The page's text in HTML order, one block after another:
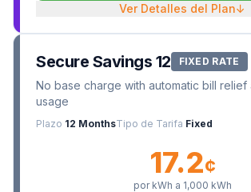
Ver Detalles del Plan↓
Secure Savings 12 FIXED RATE
No base charge with automatic bill relief
usage
Plazo 12 MonthsTipo de Tarifa Fixed
17.2¢
por kWh a 1,000 kWh